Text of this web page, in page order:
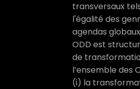
transversaux
l'égalité des
agendas
ODD est
de
l’ensemble des
(i) la